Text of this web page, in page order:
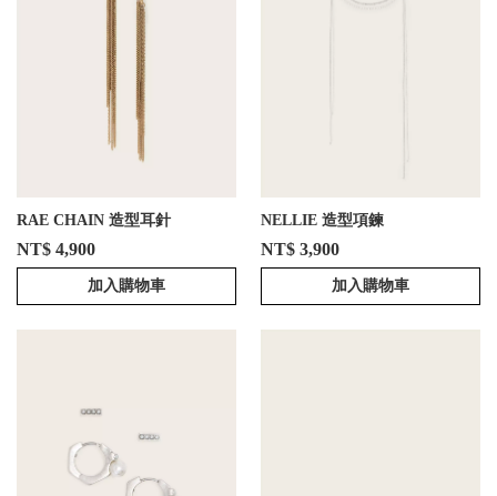
RAE CHAIN 造型耳針
NT$ 4,900
加入購物車
NELLIE 造型項鍊
NT$ 3,900
加入購物車